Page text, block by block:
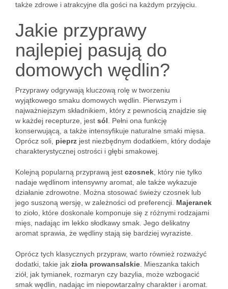
także zdrowe i atrakcyjne dla gości na każdym przyjęciu.
Jakie przyprawy
najlepiej pasują do
domowych wędlin?
Przyprawy odgrywają kluczową rolę w tworzeniu
wyjątkowego smaku domowych wędlin. Pierwszym i
najważniejszym składnikiem, który z pewnością znajdzie się
w każdej recepturze, jest sól . Pełni ona funkcję
konserwującą, a także intensyfikuje naturalne smaki mięsa.
Oprócz soli, pieprz jest niezbędnym dodatkiem, który dodaje
charakterystycznej ostrości i głębi smakowej.
Kolejną popularną przyprawą jest czosnek , który nie tylko
nadaje wędlinom intensywny aromat, ale także wykazuje
działanie zdrowotne. Można stosować świeży czosnek lub
jego suszoną wersję, w zależności od preferencji. Majeranek
to zioło, które doskonale komponuje się z różnymi rodzajami
mięs, nadając im lekko słodkawy smak. Jego delikatny
aromat sprawia, że wędliny stają się bardziej wyraziste.
Oprócz tych klasycznych przypraw, warto również rozważyć
dodatki, takie jak zioła prowansalskie . Mieszanka takich
ziół, jak tymianek, rozmaryn czy bazylia, może wzbogacić
smak wędlin, nadając im niepowtarzalny charakter i aromat.